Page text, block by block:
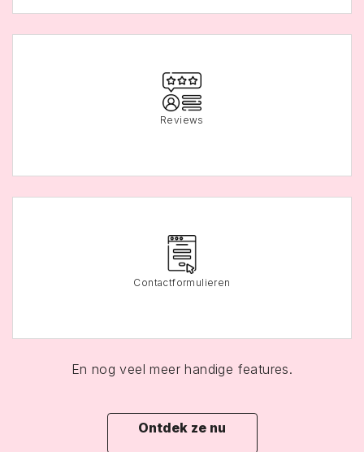
Reviews
Contactformulieren
En nog veel meer handige features.
Ontdek ze nu